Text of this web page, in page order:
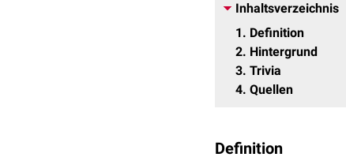
Inhaltsverzeichnis
1
Definition
2 Hintergrund
3 Trivia
4 Quellen
Definition